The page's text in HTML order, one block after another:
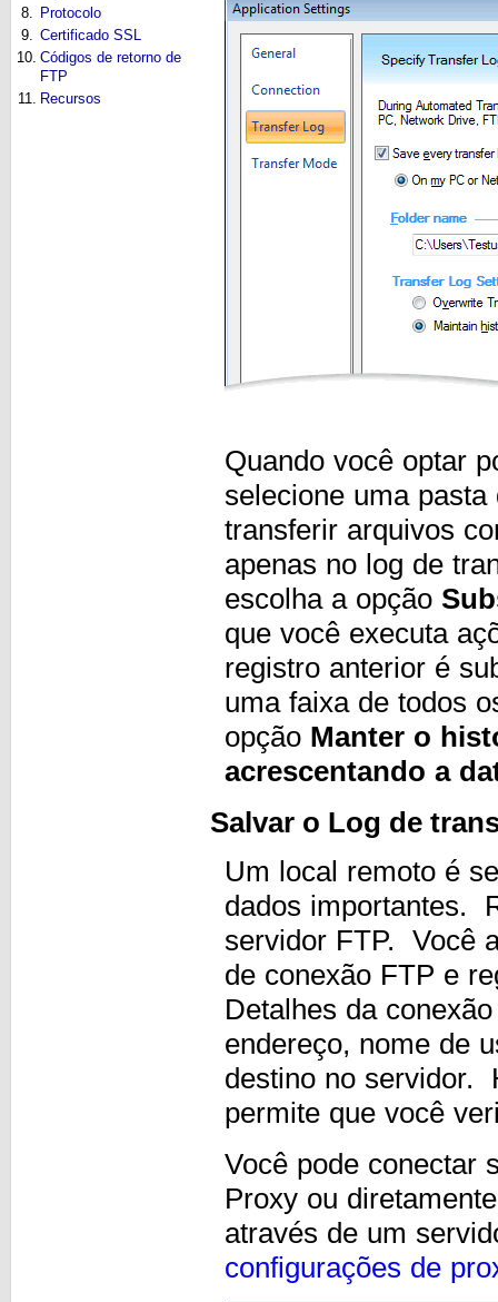
8.
Protocolo
9.
Certificado SSL
10. Códigos de retorno de
FTP
11.
Recursos
Quando você optar
selecione uma
transferir arquivos
apenas no log de
escolha a opção
que você executa
registro anterior é
uma faixa de todos
opção Manter o
acrescentando a
Salvar o Log de
Um local remoto é
dados importantes.
servidor FTP. Você
de conexão FTP e
Detalhes da
endereço, nome de
destino no servidor.
permite que você
Você pode conectar
Proxy ou
através de um
configurações de